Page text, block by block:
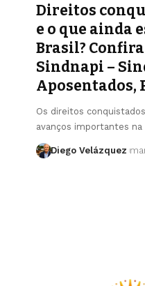
Direitos
e o que ainda
Brasil?
Sindnapi –
Aposentados,
Os direitos
avanços importantes
Diego Velázquez